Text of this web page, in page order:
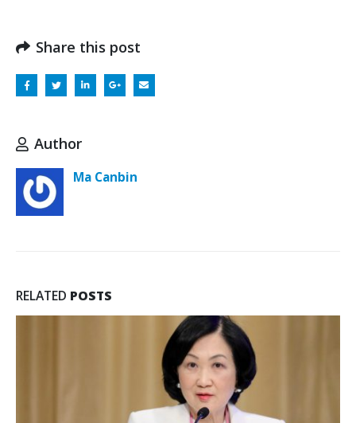
Share this post
Author
Ma Canbin
RELATED POSTS